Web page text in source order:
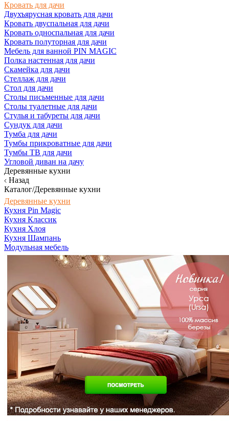
Кровать для дачи
Двухъярусная кровать для дачи
Кровать двуспальная для дачи
Кровать односпальная для дачи
Кровать полуторная для дачи
Мебель для ванной PIN MAGIC
Полка настенная для дачи
Скамейка для дачи
Стеллаж для дачи
Стол для дачи
Столы письменные для дачи
Столы туалетные для дачи
Стулья и табуреты для дачи
Сундук для дачи
Тумба для дачи
Тумбы прикроватные для дачи
Тумбы ТВ для дачи
Угловой диван на дачу
Деревянные кухни
Назад
Каталог/Деревянные кухни
Деревянные кухни
Кухня Pin Magic
Кухня Классик
Кухня Хлоя
Кухня Шампань
Модульная мебель